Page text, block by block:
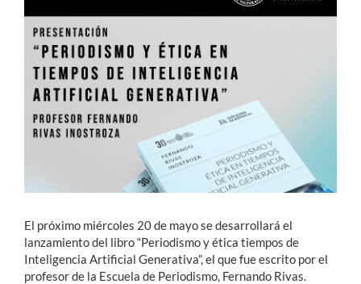
English
El próximo miércoles 20 de mayo se desarrollará el
lanzamiento del libro “Periodismo y ética tiempos de
Inteligencia Artificial Generativa”, el que fue escrito por el
profesor de la Escuela de Periodismo, Fernando Rivas.